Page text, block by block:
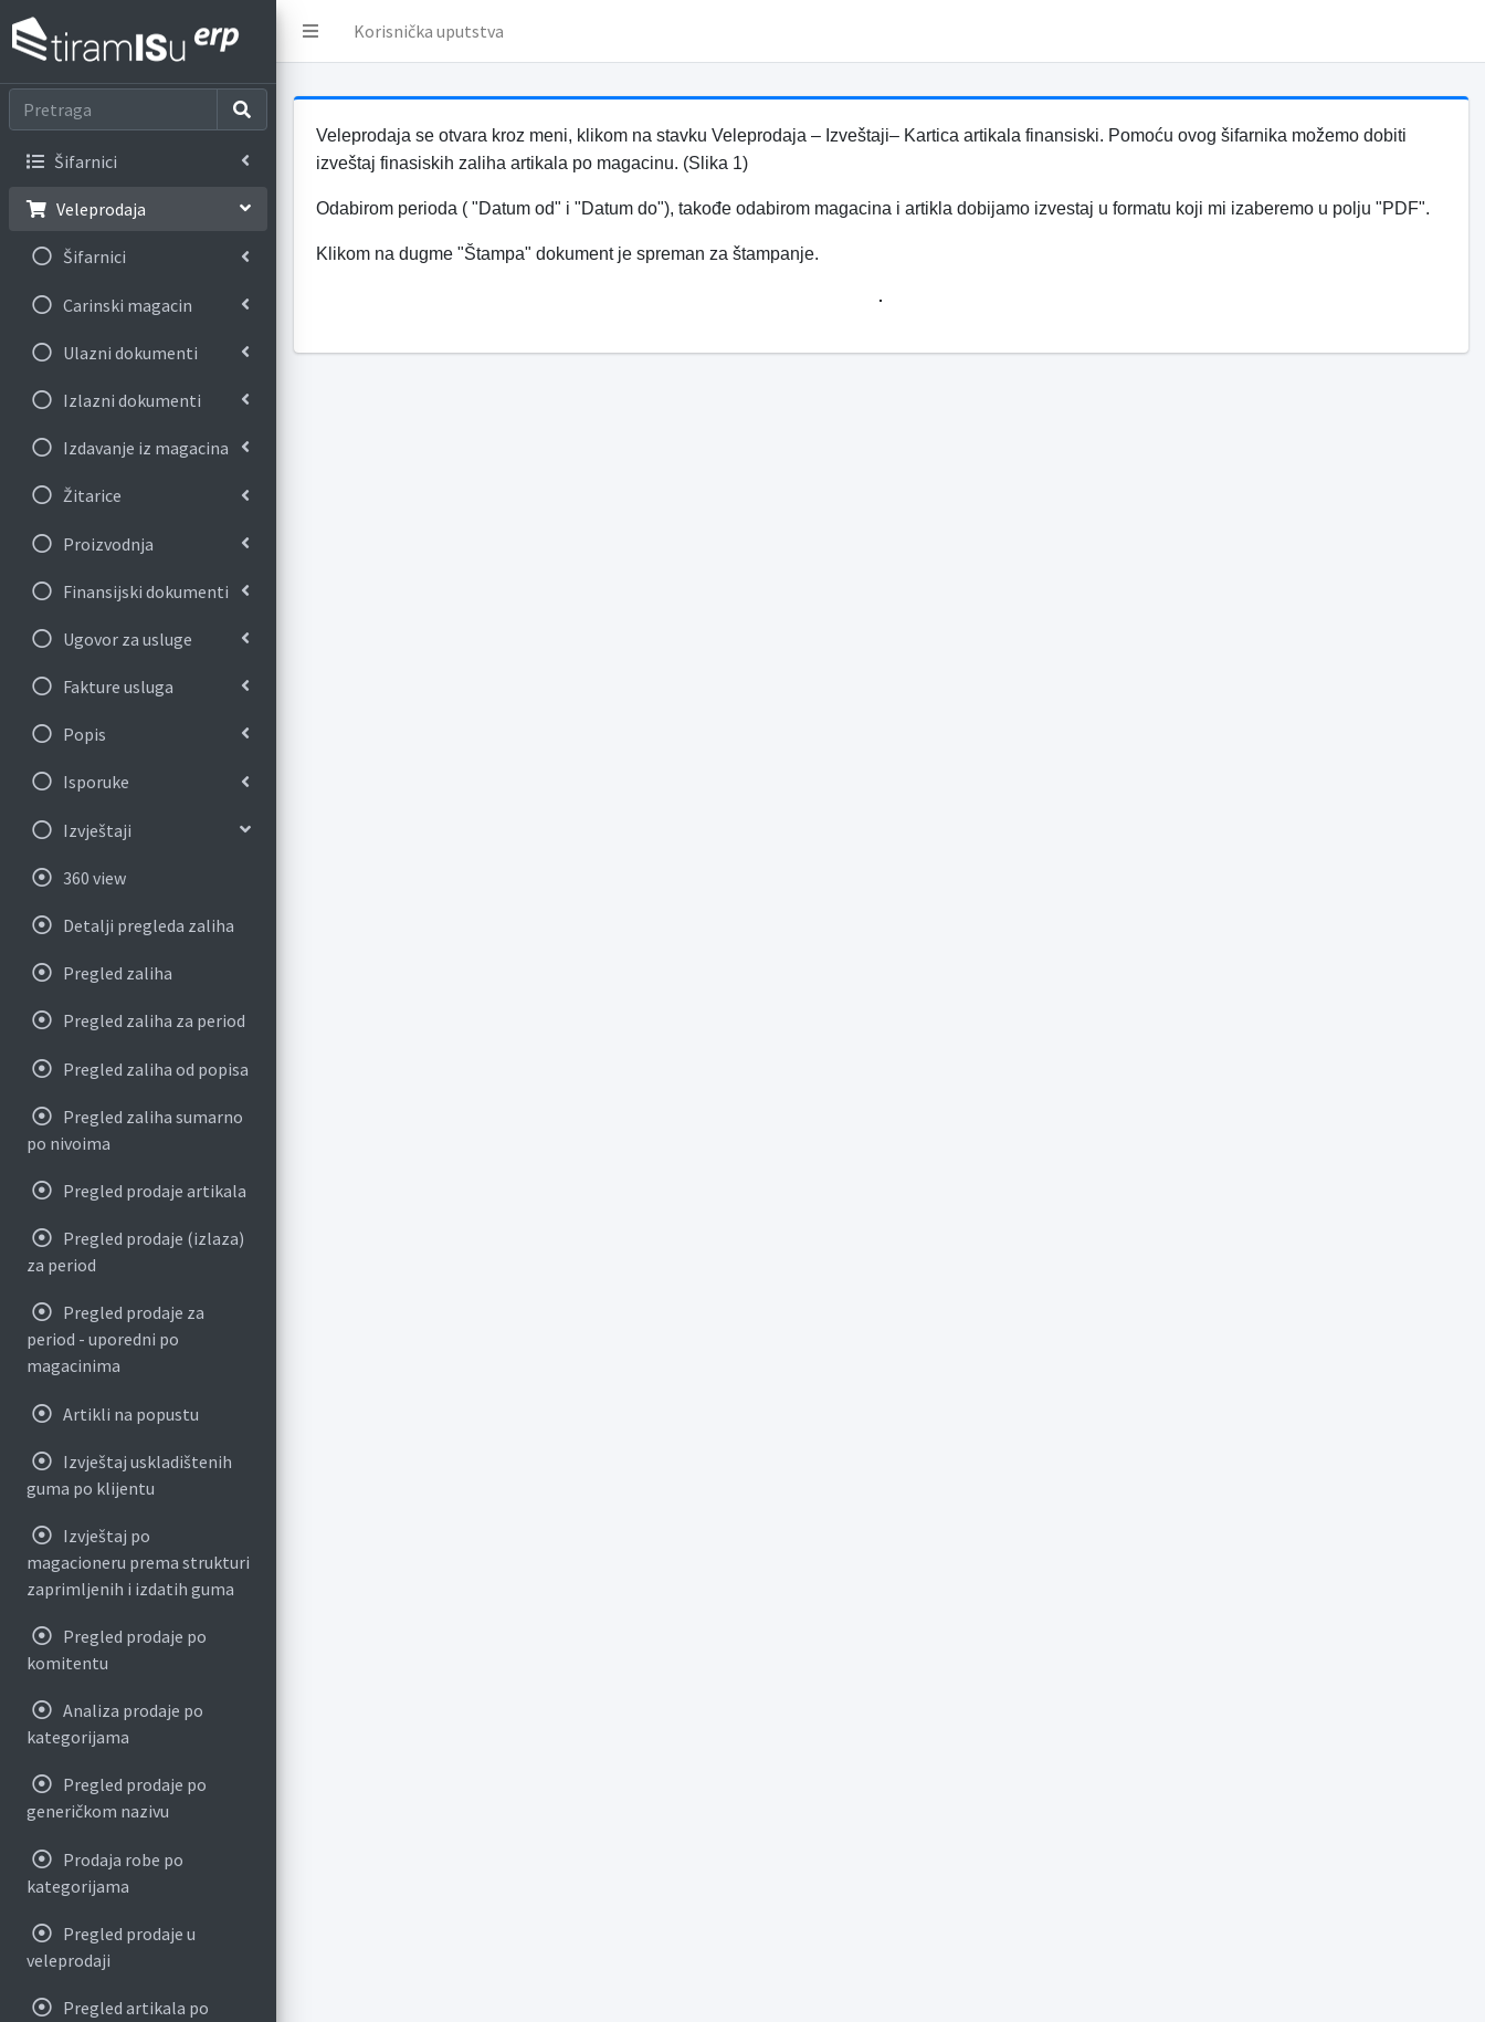
Korisnička uputstva
Šifarnici
Veleprodaja
Šifarnici
Carinski magacin
Ulazni dokumenti
Izlazni dokumenti
Izdavanje iz magacina
Žitarice
Proizvodnja
Finansijski dokumenti
Ugovor za usluge
Fakture usluga
Popis
Isporuke
Izvještaji
360 view
Detalji pregleda zaliha
Pregled zaliha
Pregled zaliha za period
Pregled zaliha od popisa
Pregled zaliha sumarno
po nivoima
Pregled prodaje artikala
Pregled prodaje (izlaza)
za period
Pregled prodaje za
period - uporedni po
magacinima
Artikli na popustu
Izvještaj uskladištenih
guma po klijentu
Izvještaj po
magacioneru prema strukturi
zaprimljenih i izdatih guma
Pregled prodaje po
komitentu
Analiza prodaje po
kategorijama
Pregled prodaje po
generičkom nazivu
Prodaja robe po
kategorijama
Pregled prodaje u
veleprodaji
Pregled artikala po
Veleprodaja se otvara kroz meni, klikom na stavku Veleprodaja – Izveštaji– Kartica artikala finansiski. Pomoću ovog šifarnika možemo dobiti
izveštaj finasiskih zaliha artikala po magacinu. (Slika 1)
Odabirom perioda ( "Datum od" i "Datum do"), takođe odabirom magacina i artikla dobijamo izvestaj u formatu koji mi izaberemo u polju "PDF".
Klikom na dugme "Štampa" dokument je spreman za štampanje.